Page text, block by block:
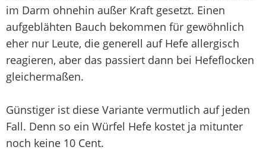
im Darm ohnehin außer Kraft gesetzt. Einen
aufgeblähten Bauch bekommen für gewöhnlich
eher nur Leute, die generell auf Hefe allergisch
reagieren, aber das passiert dann bei Hefeflocken
gleichermaßen.
Günstiger ist diese Variante vermutlich auf jeden
Fall. Denn so ein Würfel Hefe kostet ja mitunter
noch keine 10 Cent.